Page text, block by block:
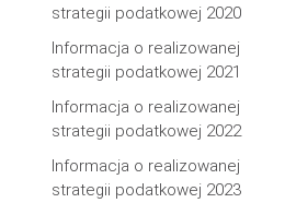
strategii podatkowej 2020
Informacja o realizowanej
strategii podatkowej 2021
Informacja o realizowanej
strategii podatkowej 2022
Informacja o realizowanej
strategii podatkowej 2023